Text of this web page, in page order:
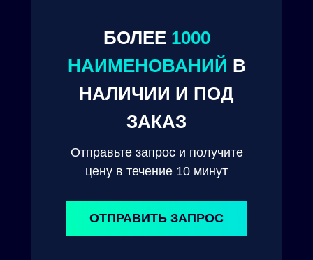
ОТПРАВИТЬ ЗАПРОС
БОЛЕЕ 1000
НАИМЕНОВАНИЙ В
НАЛИЧИИ И ПОД
ЗАКАЗ
Отправьте запрос и получите
цену в течение 10 минут